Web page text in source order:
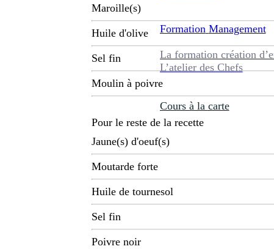
Formation Management
La formation création
L’atelier des Chefs
Cours à la carte
Maroille(s)
Huile d'olive
Sel fin
Moulin à poivre
Pour le reste de la recette
Jaune(s) d'oeuf(s)
Moutarde forte
Huile de tournesol
Sel fin
Poivre noir